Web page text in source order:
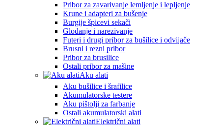
Pribor za zavarivanje lemljenje i lepljenje
Krune i adapteri za bušenje
Burgije špicevi sekači
Glodanje i narezivanje
Futeri i drugi pribor za bušilice i odvijače
Brusni i rezni pribor
Pribor za brusilice
Ostali pribor za mašine
Aku alati
Aku bušilice i šrafilice
Akumulatorske testere
Aku pištolji za farbanje
Ostali akumulatorski alati
Električni alati